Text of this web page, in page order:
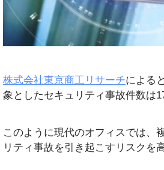
株式会社東京商工リサーチによる
象としたセキュリティ事故件数は
このように現代のオフィスでは、
リティ事故を引き起こすリスクを